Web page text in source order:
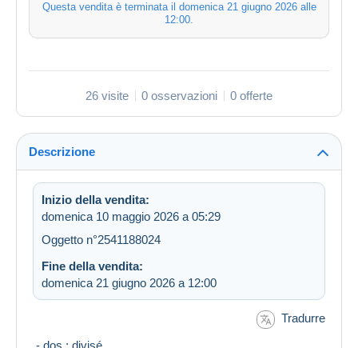
Questa vendita è terminata il domenica 21 giugno 2026 alle
12:00.
26 visite 0 osservazioni 0 offerte
Descrizione
Inizio della vendita:
domenica 10 maggio 2026 a 05:29
Oggetto n°2541188024
Fine della vendita:
domenica 21 giugno 2026 a 12:00
Tradurre
- dos : divisé